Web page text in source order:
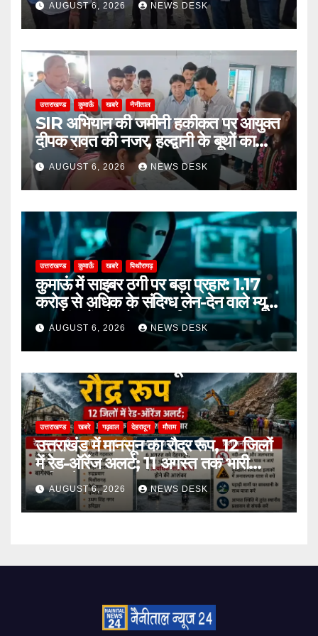
AUGUST 6, 2026 NEWS DESK
उत्तराखण्ड कुमाऊँ खबरे नैनीताल
SIR अभियान की जमीनी हकीकत पर आयुक्त
दीपक रावत की नजर, हल्द्वानी के बूथों का
किया निरीक्षण
AUGUST 6, 2026 NEWS DESK
उत्तराखण्ड कुमाऊँ खबरे पिथौरागढ़
कुमाऊं में साइबर ठगी पर बड़ा प्रहार: 1.17
करोड़ से अधिक के संदिग्ध लेन-देन वाले म्यूल
अकाउंट गैंग के दो सदस्य गिरफ्तार
AUGUST 6, 2026 NEWS DESK
उत्तराखण्ड खबरे गढ़वाल देहरादून मौसम
उत्तराखंड में मानसून का रौद्र रूप, 12 जिलों
में रेड-ऑरेंज अलर्ट; 11 अगस्त तक भारी
बारिश के आसार
AUGUST 6, 2026 NEWS DESK